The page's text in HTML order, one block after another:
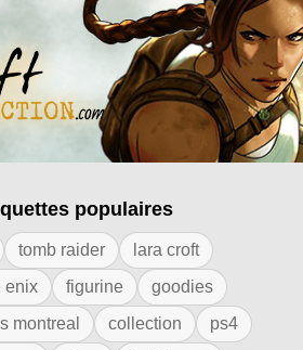
Lara Croft et
"pré-
populaires
tomb raider
lara croft
enix figurine
goodies
montreal collection
ps4